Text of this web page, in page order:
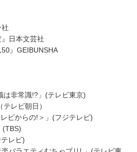
社
』日本文芸社
50』GEIBUNSHA
は非常識!?」(テレビ東京)
テレビ朝日）
ビからの!＞」(フジテレビ)
(TBS)
レビ)